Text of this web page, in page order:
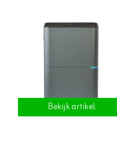
Bekijk artikel